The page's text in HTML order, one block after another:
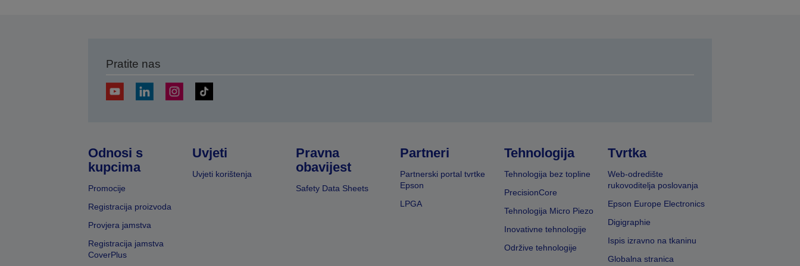
Pratite nas
Odnosi s
kupcima
Promocije
Registracija proizvoda
Provjera jamstva
Registracija jamstva
CoverPlus
Uvjeti
Uvjeti korištenja
Pravna
obavijest
Safety Data Sheets
Partneri
Partnerski portal tvrtke
Epson
LPGA
Tehnologija
Tehnologija bez topline
PrecisionCore
Tehnologija Micro Piezo
Inovativne tehnologije
Održive tehnologije
Tvrtka
Web-odredište
rukovoditelja poslovanja
Epson Europe Electronics
Digigraphie
Ispis izravno na tkaninu
Globalna stranica